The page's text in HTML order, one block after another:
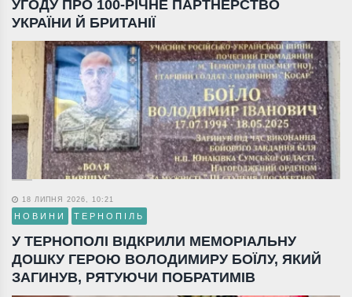
УГОДУ ПРО 100-РІЧНЕ ПАРТНЕРСТВО
УКРАЇНИ Й БРИТАНІЇ
18 ЛИПНЯ 2026, 10:21
НОВИНИ ТЕРНОПІЛЬ
У ТЕРНОПОЛІ ВІДКРИЛИ МЕМОРІАЛЬНУ
ДОШКУ ГЕРОЮ ВОЛОДИМИРУ БОЇЛУ, ЯКИЙ
ЗАГИНУВ, РЯТУЮЧИ ПОБРАТИМІВ